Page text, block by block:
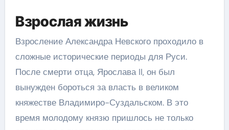
Взрослая жизнь
Взросление Александра Невского проходило в
сложные исторические периоды для Руси.
После смерти отца, Ярослава II, он был
вынужден бороться за власть в великом
княжестве Владимиро-Суздальском. В это
время молодому князю пришлось не только